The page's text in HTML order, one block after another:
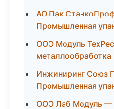
АО Пак
Промышленная
ООО Модуль
металлообработка
Инжиниринг Союз
Промышленная
ООО Лаб Модуль —